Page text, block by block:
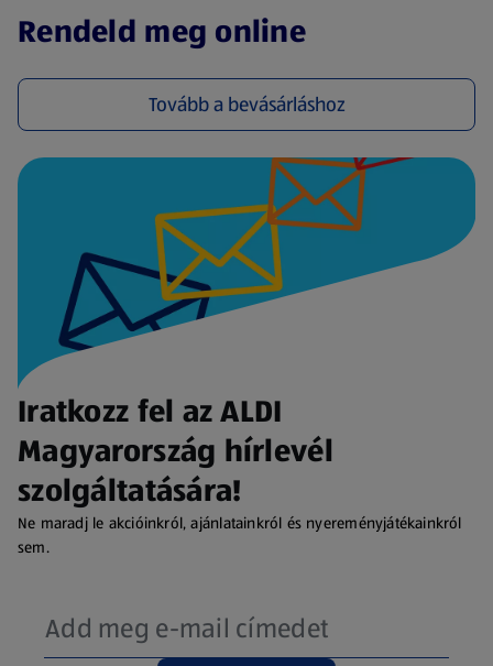
Rendeld meg online
Tovább a bevásárláshoz
(új oldalon nyílik meg)
Iratkozz fel az ALDI
Magyarország hírlevél
szolgáltatására!
Ne maradj le akcióinkról, ajánlatainkról és nyereményjátékainkról
sem.